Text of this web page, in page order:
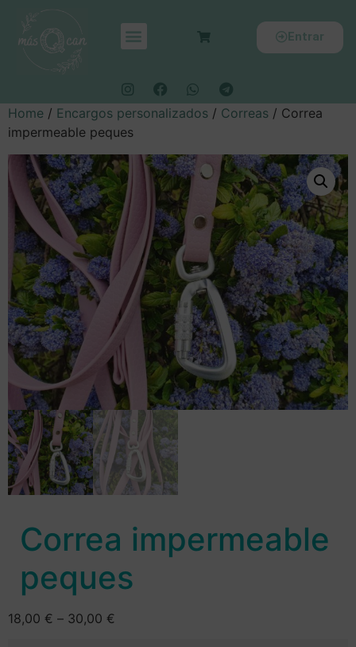
Entrar
Home / Encargos personalizados / Correas / Correa
impermeable peques
Correa impermeable
peques
18,00 € – 30,00 €